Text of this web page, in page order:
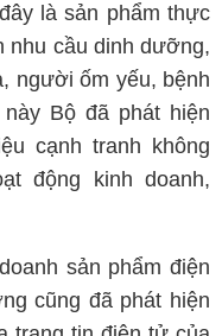
là sản phẩm thực
nhu cầu dinh dưỡng,
người ốm yếu, bệnh
Bộ đã phát hiện
cạnh tranh không
động kinh doanh,
sản phẩm điện
cũng đã phát hiện